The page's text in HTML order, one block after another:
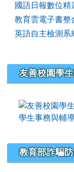
國語日報數位精
教育雲電子書整
英語自主檢測系
友善校園學
學生事務與輔
教育部詐騙